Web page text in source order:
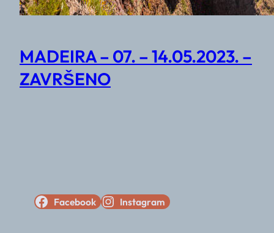
MADEIRA – 07. – 14.05.2023. –
ZAVRŠENO
Facebook Instagram